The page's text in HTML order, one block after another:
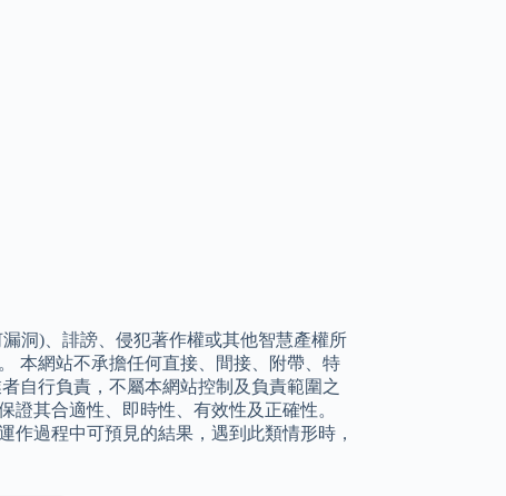
洞)、誹謗、侵犯著作權或其他智慧產權所
本網站不承擔任何直接、間接、附帶、特
自行負責，不屬本網站控制及負責範圍之
其合適性、即時性、有效性及正確性。
過程中可預見的結果，遇到此類情形時，